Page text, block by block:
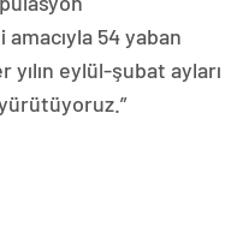
54 yaban
yılın eylül-şubat ayları